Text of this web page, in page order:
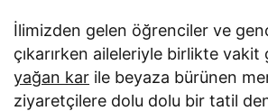
İlimizden gelen öğrenciler ve
çıkarırken aileleriyle birlikte vakit
yağan kar ile beyaza bürünen
ziyaretçilere dolu dolu bir tatil